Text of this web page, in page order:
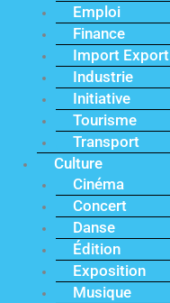
Emploi
Finance
Import Export
Industrie
Initiative
Tourisme
Transport
Culture
Cinéma
Concert
Danse
Édition
Exposition
Musique